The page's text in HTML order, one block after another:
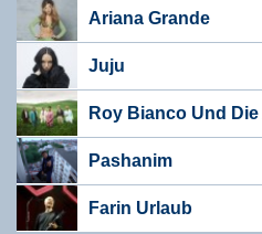
Ariana Grande
Juju
Roy Bianco Und
Pashanim
Farin Urlaub